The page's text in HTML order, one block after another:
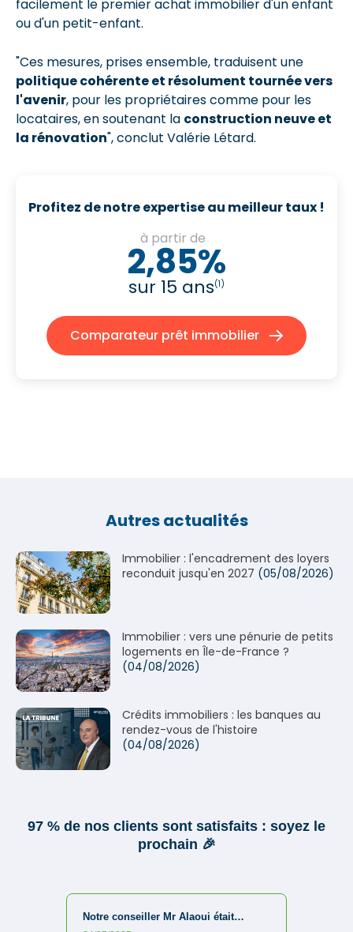
facilement le premier achat immobilier d'un enfant
ou d'un petit-enfant.
"Ces mesures, prises ensemble, traduisent une
politique cohérente et résolument tournée vers
l'avenir, pour les propriétaires comme pour les
locataires, en soutenant la construction neuve et
la rénovation", conclut Valérie Létard.
Profitez de notre expertise au meilleur taux !
à partir de
2,85%
sur 15 ans(1)
Comparateur prêt immobilier
Autres actualités
Immobilier : l'encadrement des loyers
reconduit jusqu'en 2027 (05/08/2026)
Immobilier : vers une pénurie de petits
logements en Île-de-France ?
(04/08/2026)
Crédits immobiliers : les banques au
rendez-vous de l'histoire
(04/08/2026)